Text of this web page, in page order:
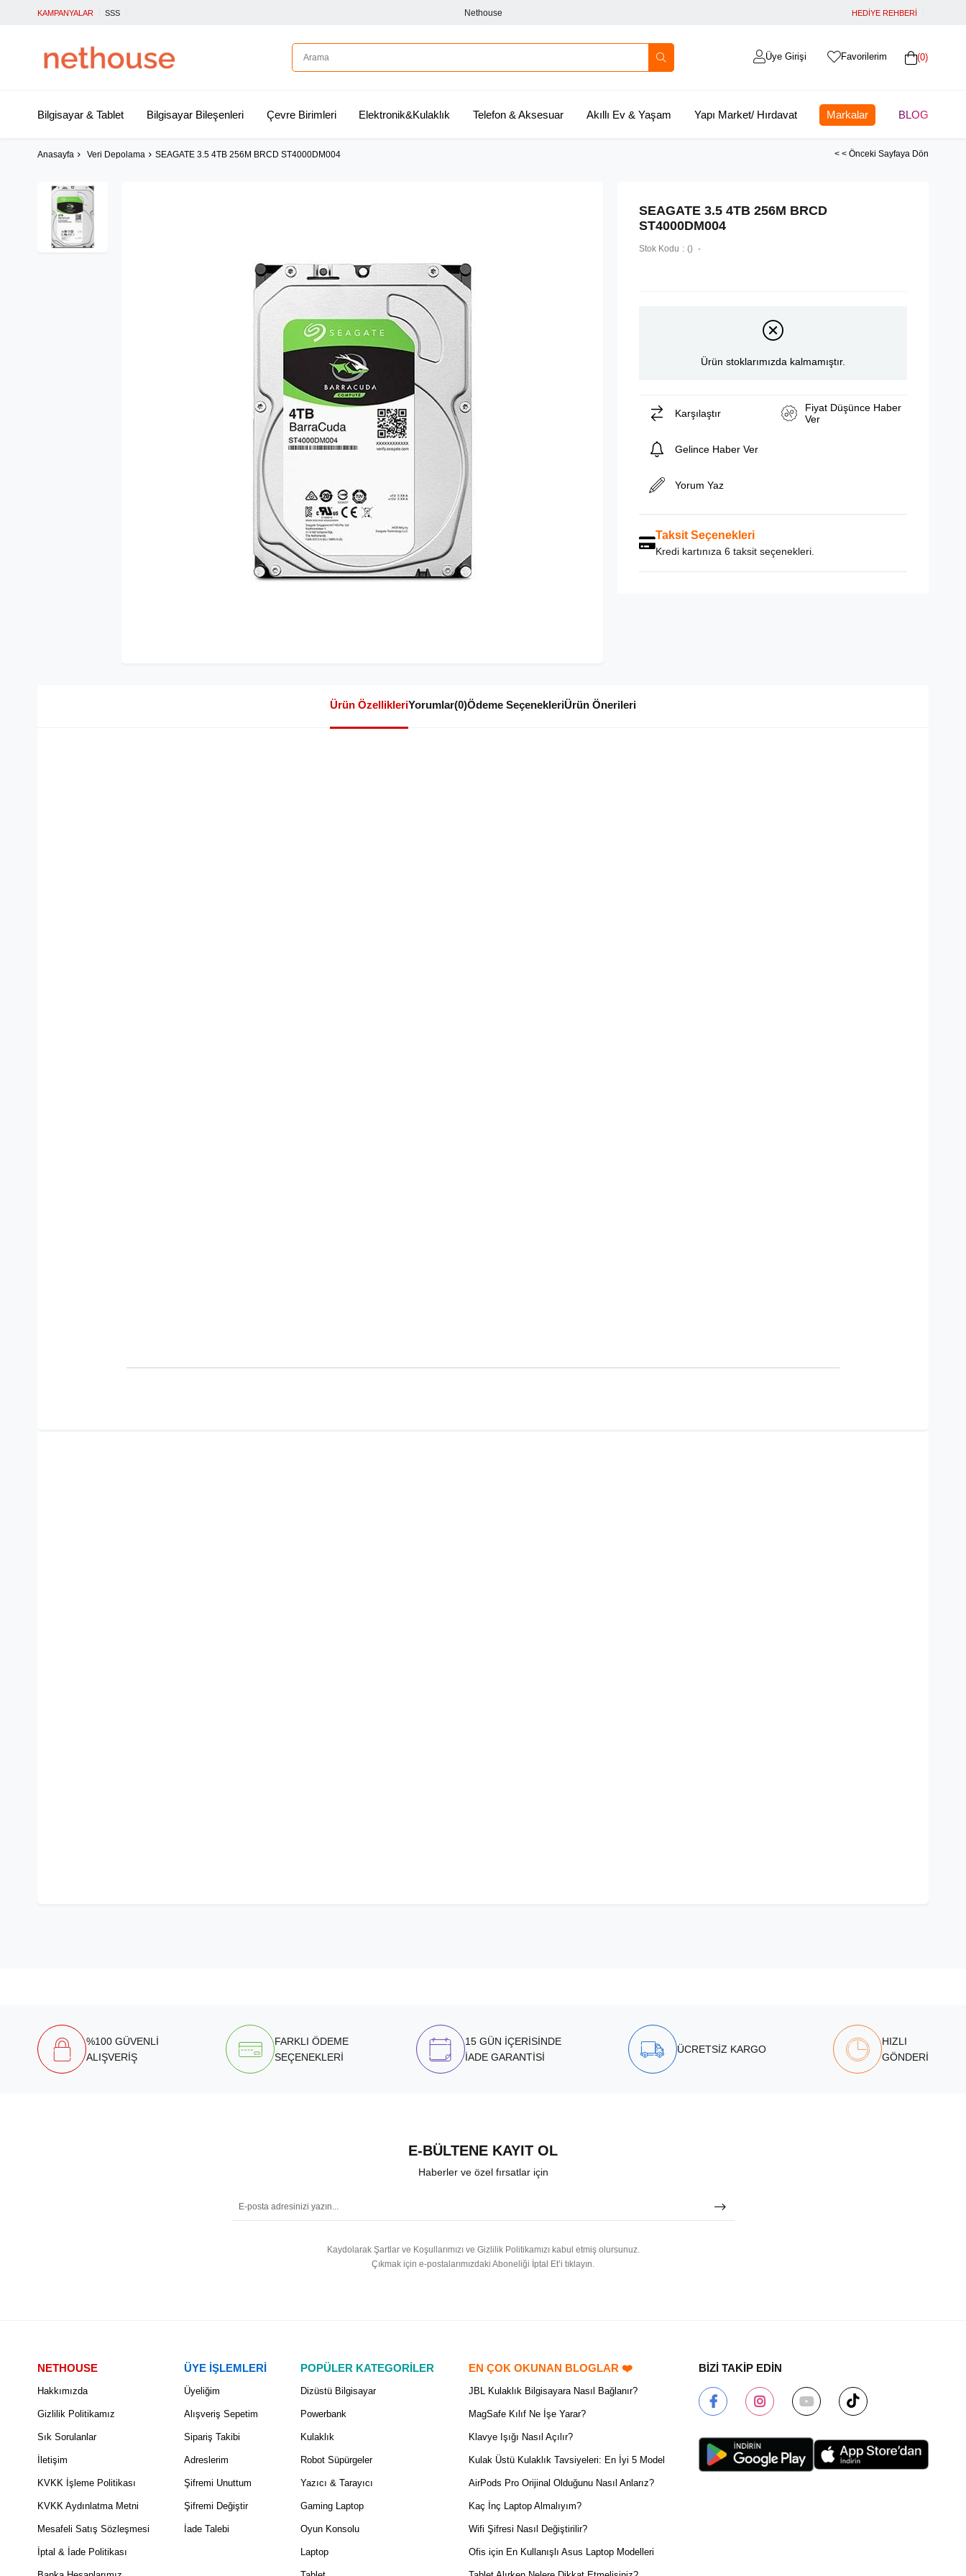
KAMPANYALAR SSS Nethouse HEDİYE REHBERİ
0
Favorilerim
Üye Girişi
Bilgisayar & Tablet Bilgisayar Bileşenleri Çevre Birimleri Elektronik&Kulaklık Telefon & Aksesuar Akıllı Ev & Yaşam Yapı Market/ Hırdavat Markalar BLOG
Anasayfa Veri Depolama SEAGATE 3.5 4TB 256M BRCD ST4000DM004 < < Önceki Sayfaya Dön
SEAGATE 3.5 4TB 256M BRCD
ST4000DM004
Stok Kodu ()
Ürün stoklarımızda kalmamıştır.
Karşılaştır
Fiyat Düşünce Haber
Ver
Gelince Haber Ver
Yorum Yaz
Taksit Seçenekleri
Kredi kartınıza 6 taksit seçenekleri.
Ürün ÖzellikleriYorumlar(0)Ödeme SeçenekleriÜrün Önerileri
%100 GÜVENLİ
ALIŞVERİŞ
FARKLI ÖDEME
SEÇENEKLERİ
15 GÜN İÇERİSİNDE
İADE GARANTİSİ
ÜCRETSİZ KARGO
HIZLI
GÖNDERİ
E-BÜLTENE KAYIT OL
Haberler ve özel fırsatlar için
Kaydolarak Şartlar ve Koşullarımızı ve Gizlilik Politikamızı kabul etmiş olursunuz.
Çıkmak için e-postalarımızdaki Aboneliği İptal Et’i tıklayın.
NETHOUSE
Hakkımızda
Gizlilik Politikamız
Sık Sorulanlar
İletişim
KVKK İşleme Politikası
KVKK Aydınlatma Metni
Mesafeli Satış Sözleşmesi
İptal & İade Politikası
ÜYE İŞLEMLERİ
Üyeliğim
Alışveriş Sepetim
Sipariş Takibi
Adreslerim
Şifremi Unuttum
Şifremi Değiştir
İade Talebi
POPÜLER KATEGORİLER
Dizüstü Bilgisayar
Powerbank
Kulaklık
Robot Süpürgeler
Yazıcı & Tarayıcı
Gaming Laptop
Oyun Konsolu
Laptop
EN ÇOK OKUNAN BLOGLAR ❤️
JBL Kulaklık Bilgisayara Nasıl Bağlanır?
MagSafe Kılıf Ne İşe Yarar?
Klavye Işığı Nasıl Açılır?
Kulak Üstü Kulaklık Tavsiyeleri: En İyi 5 Model
AirPods Pro Orijinal Olduğunu Nasıl Anlarız?
Kaç İnç Laptop Almalıyım?
Wifi Şifresi Nasıl Değiştirilir?
Ofis için En Kullanışlı Asus Laptop Modelleri
BİZİ TAKİP EDİN